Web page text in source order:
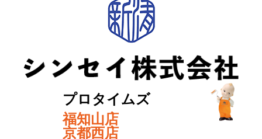
プロタイムズ
福知山店
京都西店